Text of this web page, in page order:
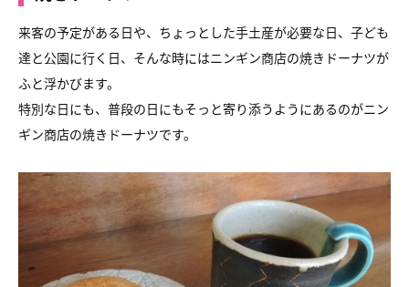
来客の予定がある日や、ちょっとした手土産が必要な日、子ども
達と公園に行く日、そんな時にはニンギン商店の焼きドーナツが
ふと浮かびます。
特別な日にも、普段の日にもそっと寄り添うようにあるのがニン
ギン商店の焼きドーナツです。